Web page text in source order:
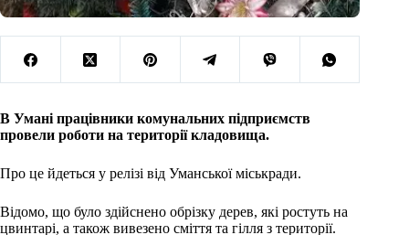
В Умані працівники комунальних підприємств
провели роботи на території кладовища.
Про це йдеться у релізі від Уманської міськради.
Відомо, що було здійснено обрізку дерев, які ростуть на
цвинтарі, а також вивезено сміття та гілля з території.